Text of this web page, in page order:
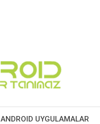
ANDROID UYGULAMALAR